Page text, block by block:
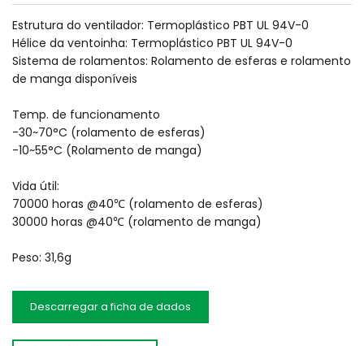
Estrutura do ventilador: Termoplástico PBT UL 94V-0
Hélice da ventoinha: Termoplástico PBT UL 94V-0
Sistema de rolamentos: Rolamento de esferas e rolamento
de manga disponíveis
Temp. de funcionamento
-30~70°C (rolamento de esferas)
-10~55°C (Rolamento de manga)
Vida útil:
70000 horas @40℃ (rolamento de esferas)
30000 horas @40℃ (rolamento de manga)
Peso: 31,6g
Descarregar a ficha de dados